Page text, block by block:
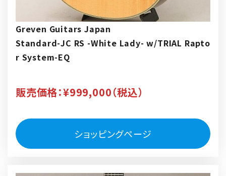
Greven Guitars Japan
Standard-JC RS -White Lady- w/TRIAL Rapto
r System-EQ
販売価格：¥999,000（税込）
ショッピングページ